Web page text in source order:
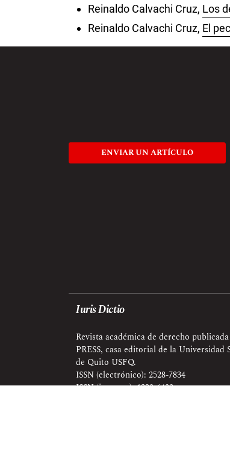
Reinaldo Calvachi Cruz, Los
Reinaldo Calvachi Cruz, El
ENVIAR UN ARTÍCULO
Iuris Dictio
Revista académica de derecho
PRESS, casa editorial de la Universidad
de Quito USFQ.
ISSN (electrónico): 2528-7834
ISSN (impreso): 1390-6402